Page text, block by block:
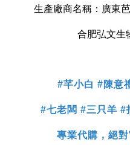
生產廠商名稱：廣東
合肥弘文生
#芊小白 #陳意
#七老闆 #三只羊 #
專業代購，絕